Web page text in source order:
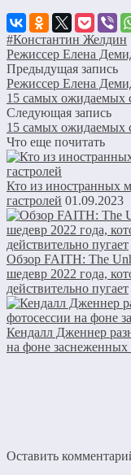
#Константин Желдин
Режиссер Елена
Предыдущая запись
Режиссер Елена
15 самых ожидаемых
Следующая запись
15 самых ожидаемых
Что еще почитать
Кто из иностранных
гастролей 01.09.2023
Обзор FAITH: The
шедевр 2022 года,
действительно пугает
Кендалл Дженнер
на фоне заснеженных
Оставить